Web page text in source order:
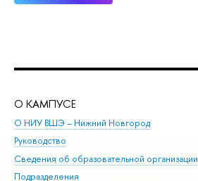
О КАМПУСЕ
О НИУ ВШЭ – Нижний Новгород
Руководство
Сведения об образовательной организации
Подразделения